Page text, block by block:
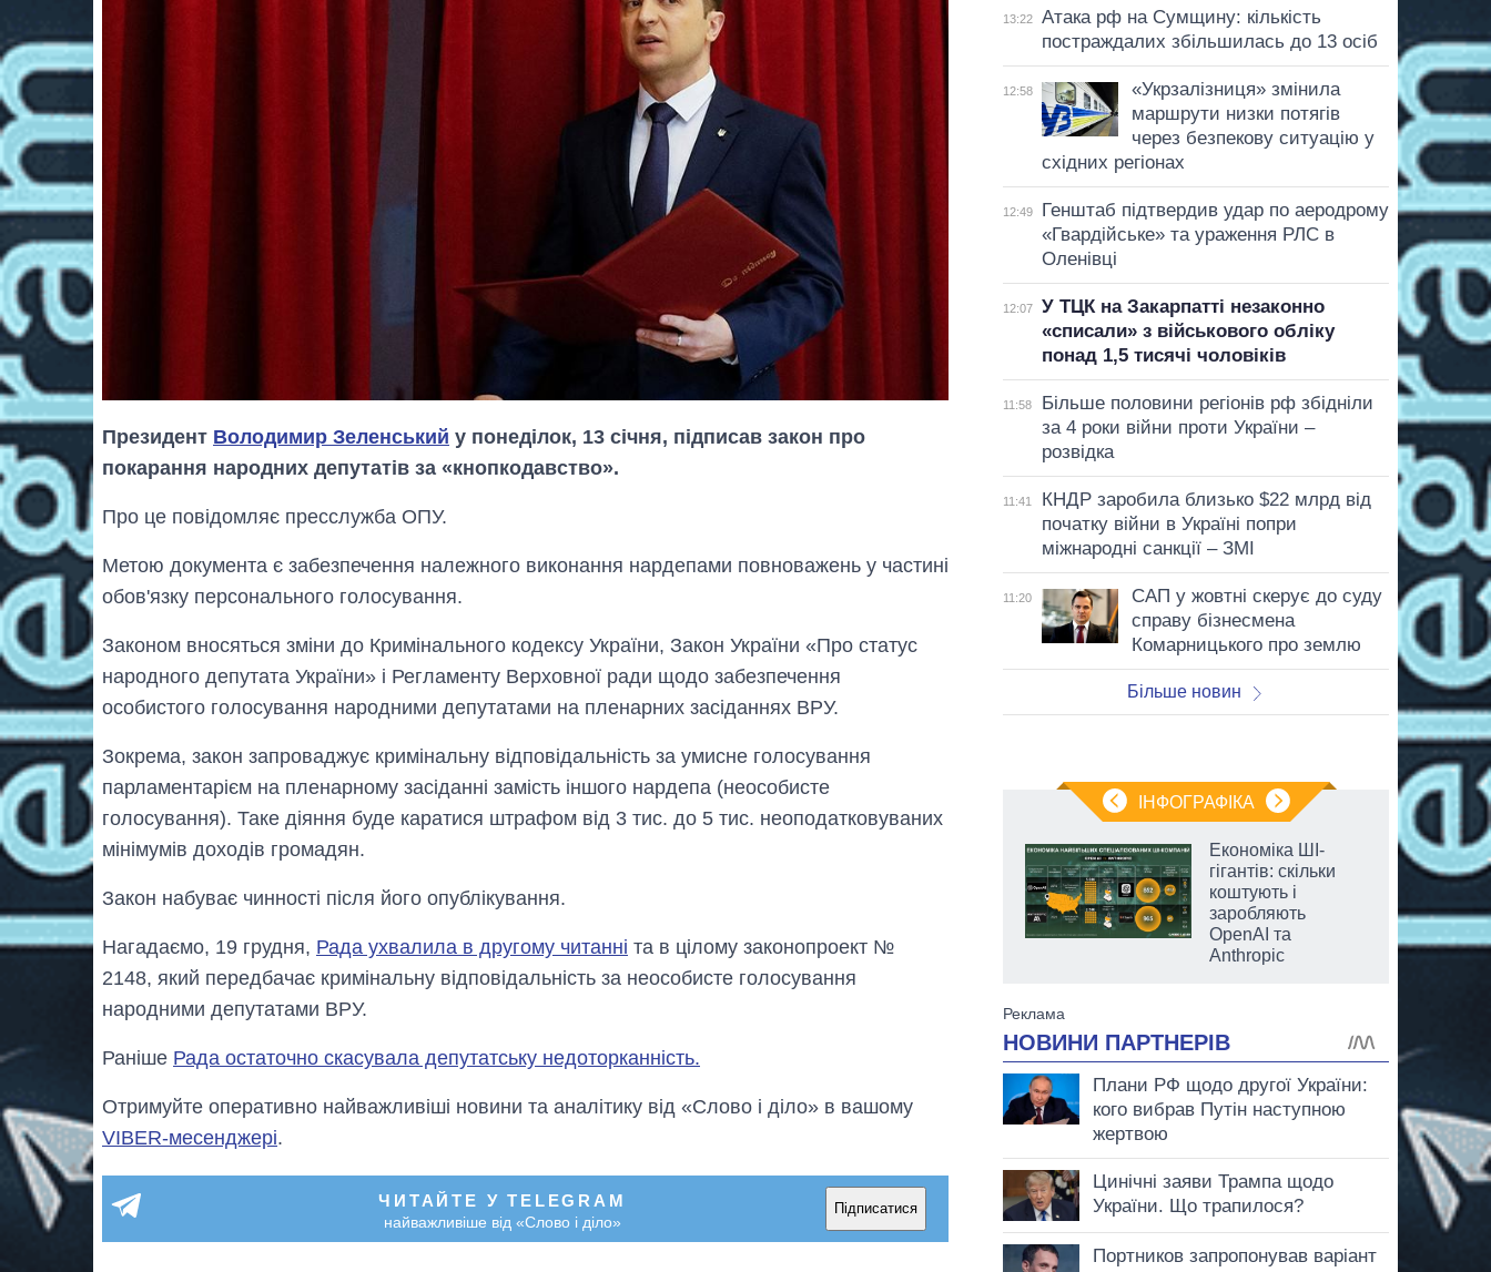
Президент Володимир Зеленський у понеділок, 13 січня, підписав закон про
покарання народних депутатів за «кнопкодавство».
Про це повідомляє пресслужба ОПУ.
Метою документа є забезпечення належного виконання нардепами повноважень у частині
обов'язку персонального голосування.
Законом вносяться зміни до Кримінального кодексу України, Закон України «Про статус
народного депутата України» і Регламенту Верховної ради щодо забезпечення
особистого голосування народними депутатами на пленарних засіданнях ВРУ.
Зокрема, закон запроваджує кримінальну відповідальність за умисне голосування
парламентарієм на пленарному засіданні замість іншого нардепа (неособисте
голосування). Таке діяння буде каратися штрафом від 3 тис. до 5 тис. неоподатковуваних
мінімумів доходів громадян.
Закон набуває чинності після ​​його опублікування.
Нагадаємо, 19 грудня, Рада ухвалила в другому читанні та в цілому законопроект №
2148, який передбачає кримінальну відповідальність за неособисте голосування
народними депутатами ВРУ.
Раніше Рада остаточно скасувала депутатську недоторканність.
Отримуйте оперативно найважливіші новини та аналітику від «Слово і діло» в вашому
VIBER-месенджері.
ЧИТАЙТЕ У TELEGRAM
найважливіше від «Слово і діло»
Підписатися
13:22
Атака рф на Сумщину: кількість
постраждалих збільшилась до 13 осіб
12:58
«Укрзалізниця» змінила
маршрути низки потягів
через безпекову ситуацію у
східних регіонах
12:49
Генштаб підтвердив удар по аеродрому
«Гвардійське» та ураження РЛС в
Оленівці
12:07
У ТЦК на Закарпатті незаконно
«списали» з військового обліку
понад 1,5 тисячі чоловіків
11:58
Більше половини регіонів рф збідніли
за 4 роки війни проти України –
розвідка
11:41
КНДР заробила близько $22 млрд від
початку війни в Україні попри
міжнародні санкції – ЗМІ
11:20
САП у жовтні скерує до суду
справу бізнесмена
Комарницького про землю
Більше новин
ІНФОГРАФІКА
росією
Економіка ШІ-
гігантів: скільки
коштують і
заробляють
OpenAI та
Anthropic